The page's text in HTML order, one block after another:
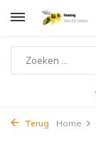
Terug Home